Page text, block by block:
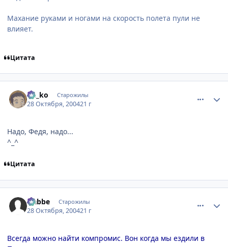
Махание руками и ногами на скорость полета пули не
влияет.
Цитата
Ge_ko Старожилы
28 Октября, 200421 г
Надо, Федя, надо...
^_^
Цитата
Nabbe Старожилы
28 Октября, 200421 г
Всегда можно найти компромис. Вон когда мы ездили в